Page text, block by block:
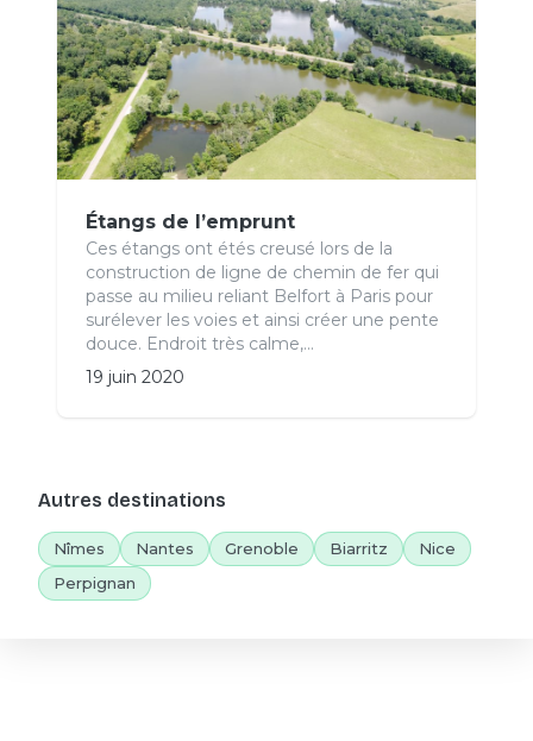
Étangs de l’emprunt
Ces étangs ont étés creusé lors de la
construction de ligne de chemin de fer qui
passe au milieu reliant Belfort à Paris pour
surélever les voies et ainsi créer une pente
douce. Endroit très calme,...
19 juin 2020
Autres destinations
Nîmes Nantes Grenoble Biarritz
Nice
Perpignan